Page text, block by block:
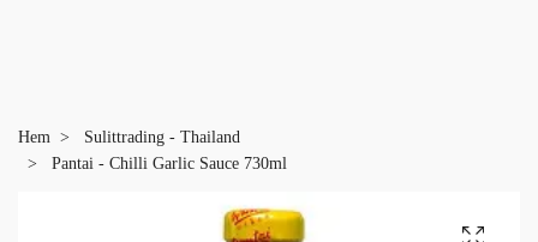
Hem
Sulittrading - Thailand
Pantai - Chilli Garlic Sauce 730ml